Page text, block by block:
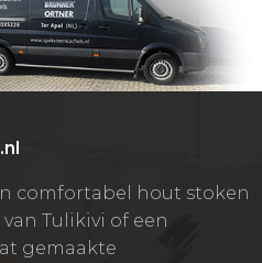
comfortabel hout stoken
Tulikivi of een
gemaakte